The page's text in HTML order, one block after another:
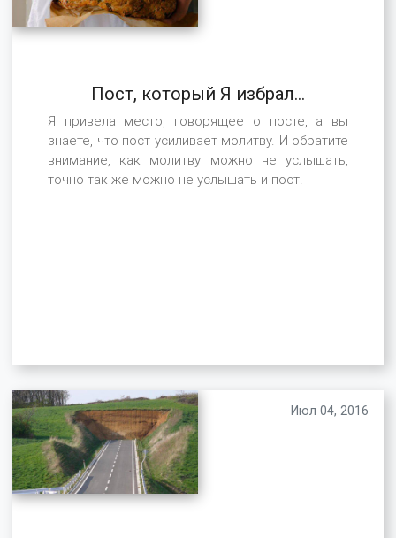
Пост, который Я избрал...
Я привела место, говорящее о посте, а вы
знаете, что пост усиливает молитву. И обратите
внимание, как молитву можно не услышать,
точно так же можно не услышать и пост.
Июл 04, 2016